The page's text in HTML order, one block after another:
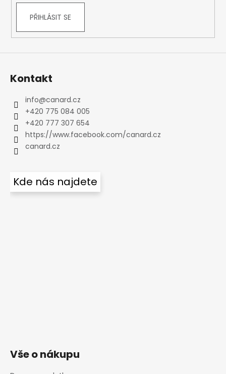
PŘIHLÁSIT SE
Kontakt
info@canard.cz
+420 775 084 005
+420 777 307 654
https://www.facebook.com/canard.cz
canard.cz
Kde nás najdete
Vše o nákupu